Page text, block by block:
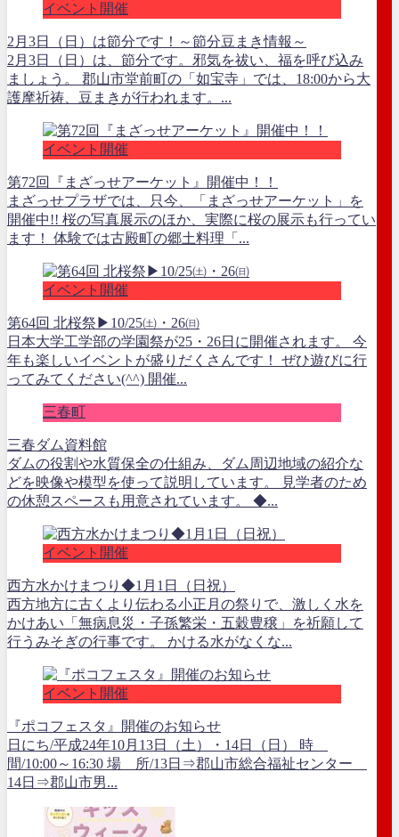
イベント開催
2月3日（日）は節分です！～節分豆まき情報～
2月3日（日）は、節分です。邪気を祓い、福を呼び込み
ましょう。 郡山市堂前町の「如宝寺」では、18:00から大
護摩祈祷、豆まきが行われます。...
イベント開催
第72回『まざっせアーケット』開催中！！
まざっせプラザでは、只今、「まざっせアーケット」を
開催中!! 桜の写真展示のほか、実際に桜の展示も行ってい
ます！ 体験では古殿町の郷土料理「...
イベント開催
第64回 北桜祭▶10/25㈯・26㈰
日本大学工学部の学園祭が25・26日に開催されます。 今
年も楽しいイベントが盛りだくさんです！ ぜひ遊びに行
ってみてください(^^) 開催...
三春町
三春ダム資料館
ダムの役割や水質保全の仕組み、ダム周辺地域の紹介な
どを映像や模型を使って説明しています。 見学者のため
の休憩スペースも用意されています。 ◆...
イベント開催
西方水かけまつり◆1月1日（日祝）
西方地方に古くより伝わる小正月の祭りで、激しく水を
かけあい「無病息災・子孫繁栄・五穀豊穣」を祈願して
行うみそぎの行事です。 かける水がなくな...
イベント開催
『ポコフェスタ』開催のお知らせ
日にち/平成24年10月13日（土）・14日（日） 時
間/10:00～16:30 場 所/13日⇒郡山市総合福祉センター
14日⇒郡山市男...